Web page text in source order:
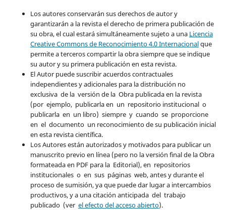
Los autores conservarán sus derechos de autor y
garantizarán a la revista el derecho de primera publicación de
su obra, el cual estará simultáneamente sujeto a una Licencia
Creative Commons de Reconocimiento 4.0 Internacionalque
permite a terceros compartir la obra siempre que se indique
su autor y su primera publicación en esta revista.
El Autor puede suscribir acuerdos contractuales
independientes y adicionales para la distribución no
exclusiva de la versión de la Obra publicada en la revista
(por ejemplo, publicarla en un repositorio institucional o
publicarla en un libro) siempre y cuando se proporcione
en el documento un reconocimiento de su publicación inicial
en esta revista científica.
Los Autores están autorizados y motivados para publicar un
manuscrito previo en línea (pero no la versión final de la Obra
formateada en PDF para la Editorial), en repositorios
institucionales o en sus páginas web, antes y durante el
proceso de sumisión, ya que puede dar lugar a intercambios
productivos, y a una citación anticipada del trabajo
publicado (ver el efecto del acceso abierto).